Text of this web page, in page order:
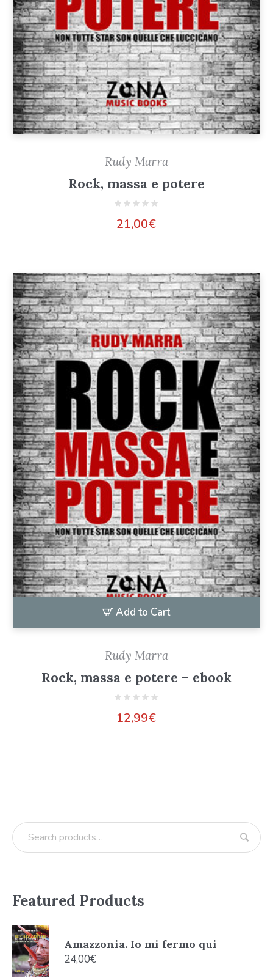
Rudy Marra
Rock, massa e potere
21,00€
Add to Cart
Rudy Marra
Rock, massa e potere – ebook
12,99€
Featured Products
Amazzonia. Io mi fermo qui
24,00€